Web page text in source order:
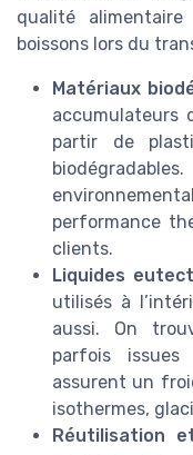
qualité
boissons lors du
Matériaux
accumulateurs
partir de
performance
clients.
Liquides
utilisés à
aussi. On
parfois issues
assurent un
isothermes,
Réutilisation